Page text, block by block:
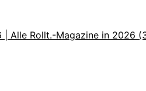
| Alle Rollt.-Magazine in 2026